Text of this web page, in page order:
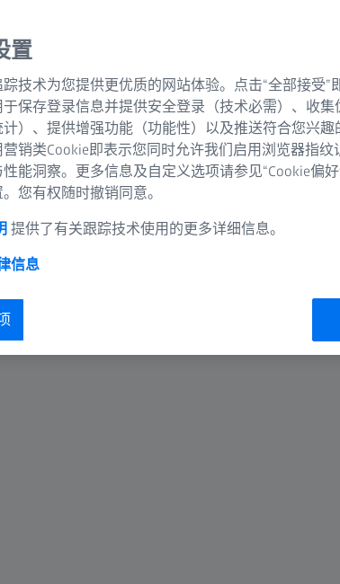
体化软件访问提升操作灵
置
技术为您提供更优质的网站体验。点击“全部接受”
保存登录信息并提供安全登录（技术必需）、收集
）、提供增强功能（功能性）以及推送符合您兴趣
销类Cookie即表示您同时允许我们启用浏览器指纹
能洞察。更多信息及自定义选项请参见“Cookie偏
您有权随时撤销同意。
提供了有关跟踪技术使用的更多详细信息。
信息